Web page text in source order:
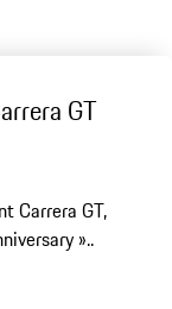
GT
Carrera GT,
»..